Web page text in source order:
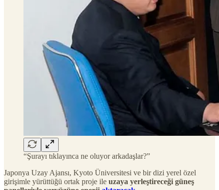
“Şurayı tıklayınca ne oluyor arkadaşlar?”
Japonya Uzay Ajansı, Kyoto Üniversitesi ve bir dizi yerel özel
girişimle yürüttüğü ortak proje ile uzaya yerleştireceği güneş